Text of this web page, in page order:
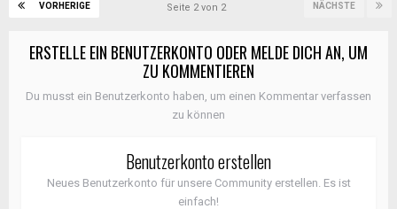
VORHERIGE NÄCHSTE
Seite 2 von 2
ERSTELLE EIN BENUTZERKONTO ODER MELDE DICH AN, UM
ZU KOMMENTIEREN
Du musst ein Benutzerkonto haben, um einen Kommentar verfassen
zu können
Benutzerkonto erstellen
Neues Benutzerkonto für unsere Community erstellen. Es ist
einfach!